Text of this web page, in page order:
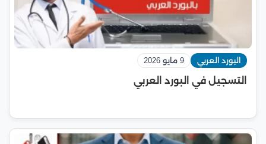
البورد العربي 9 مايو 2026
التسجيل في البورد العربي